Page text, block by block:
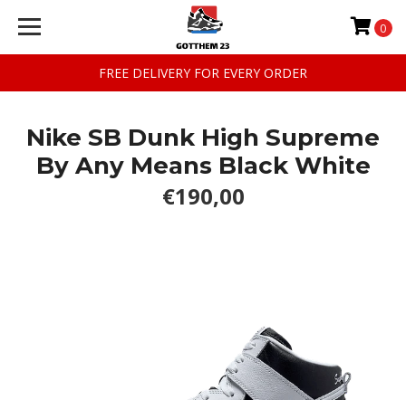
FREE DELIVERY FOR EVERY ORDER
0
Nike SB Dunk High Supreme
By Any Means Black White
€190,00